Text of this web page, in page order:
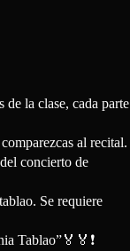
la clase, cada parte
al recital.
concierto de
Se requiere
Tablao”🏅🏅❗️